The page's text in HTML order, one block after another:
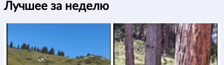
Лучшее за неделю